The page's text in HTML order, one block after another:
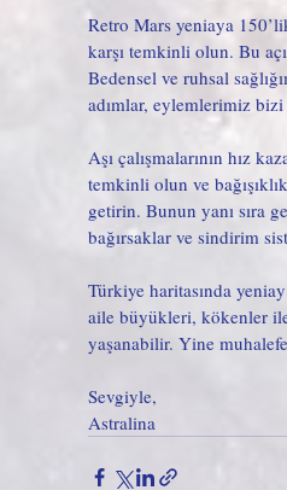
Retro Mars yeniaya
karşı temkinli olun. Bu
Bedensel ve ruhsal
adımlar, eylemlerimiz
Aşı çalışmalarının hız
temkinli olun ve
getirin. Bunun yanı sıra
bağırsaklar ve sindirim
Türkiye haritasında
aile büyükleri, kökenler
yaşanabilir. Yine
Sevgiyle,
Astralina